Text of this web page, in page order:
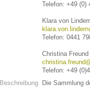
Telefon: +49 (0)
Klara von
Telefon: 0441
Christina
Telefon: +49
Beschreibung
Die Sammlung